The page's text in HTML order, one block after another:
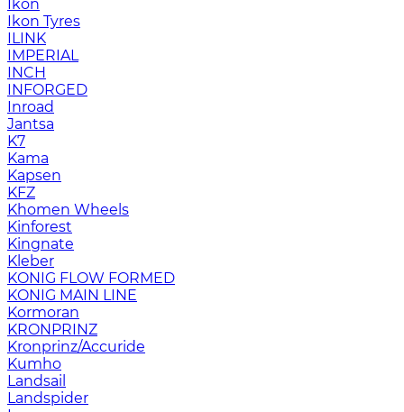
Ikon
Ikon Tyres
ILINK
IMPERIAL
INCH
INFORGED
Inroad
Jantsa
K7
Kama
Kapsen
KFZ
Khomen Wheels
Kinforest
Kingnate
Kleber
KONIG FLOW FORMED
KONIG MAIN LINE
Kormoran
KRONPRINZ
Kronprinz/Accuride
Kumho
Landsail
Landspider